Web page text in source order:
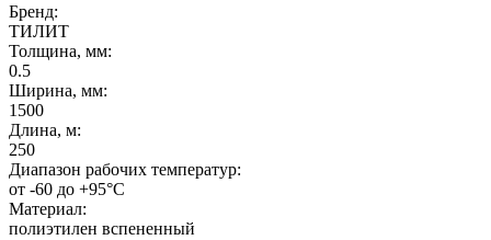
Бренд:
ТИЛИТ
Толщина, мм:
0.5
Ширина, мм:
1500
Длина, м:
250
Диапазон рабочих температур:
от -60 до +95°C
Материал:
полиэтилен вспененный